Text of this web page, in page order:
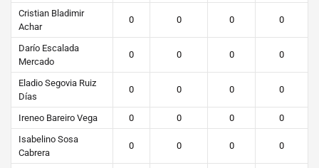
https://steibi.org.py/wp-
content/uploads/2019/04/STEIBI-
WEB-
2.png
Cristian Bladimir
Achar
0 0 0 0
Darío Escalada
Mercado
0 0 0 0
Eladio Segovia Ruiz
Días
0 0 0 0
Ireneo Bareiro Vega 0 0 0
0
Isabelino Sosa
Cabrera
0 0 0 0